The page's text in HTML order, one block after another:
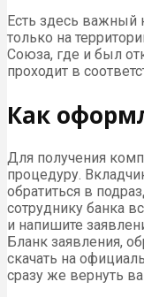
Есть здесь важный
только на
Союза, где и был
проходит в
Как
Для получения
процедуру.
обратиться в
сотруднику банка
и напишите
Бланк заявления,
скачать на
сразу же вернуть